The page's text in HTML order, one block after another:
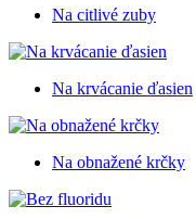
Na citlivé zuby
Na krvácanie ďasien
Na obnažené krčky